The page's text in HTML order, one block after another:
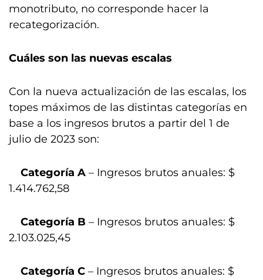
monotributo, no corresponde hacer la
recategorización.
Cuáles son las nuevas escalas
Con la nueva actualización de las escalas, los
topes máximos de las distintas categorías en
base a los ingresos brutos a partir del 1 de
julio de 2023 son:
Categoría A – Ingresos brutos anuales: $
1.414.762,58
Categoría B – Ingresos brutos anuales: $
2.103.025,45
Categoría C – Ingresos brutos anuales: $